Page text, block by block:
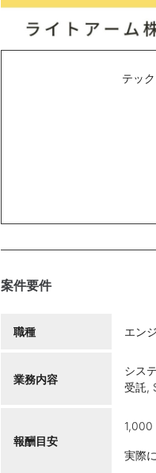
テッ
案件要件
職種 エン
業務内容
シス
受託,
報酬目安
実際